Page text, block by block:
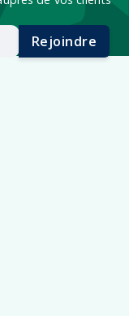
Rejoindre